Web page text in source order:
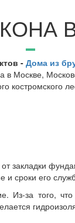
-Дома из
Москве,
костромского
и сроки его
Из-за того, что